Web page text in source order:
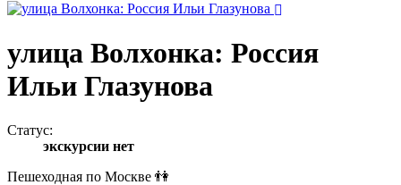
улица Волхонка: Россия
Ильи Глазунова
Статус:
экскурсии нет
Пешеходная по Москве 👫